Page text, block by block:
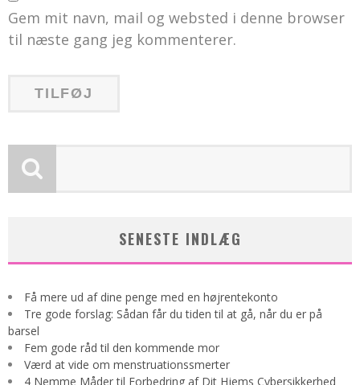
Gem mit navn, mail og websted i denne browser
til næste gang jeg kommenterer.
SENESTE INDLÆG
Få mere ud af dine penge med en højrentekonto
Tre gode forslag: Sådan får du tiden til at gå, når du er på
barsel
Fem gode råd til den kommende mor
Værd at vide om menstruationssmerter
4 Nemme Måder til Forbedring af Dit Hjems Cybersikkerhed